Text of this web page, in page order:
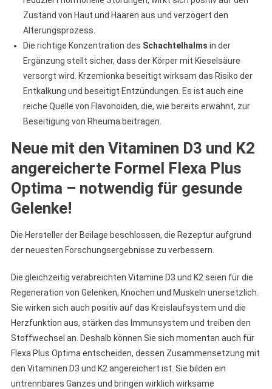
Zustand von Haut und Haaren aus und verzögert den
Alterungsprozess.
Die richtige Konzentration des Schachtelhalms in der
Ergänzung stellt sicher, dass der Körper mit Kieselsäure
versorgt wird. Krzemionka beseitigt wirksam das Risiko der
Entkalkung und beseitigt Entzündungen. Es ist auch eine
reiche Quelle von Flavonoiden, die, wie bereits erwähnt, zur
Beseitigung von Rheuma beitragen.
Neue mit den Vitaminen D3 und K2
angereicherte Formel Flexa Plus
Optima – notwendig für gesunde
Gelenke!
Die Hersteller der Beilage beschlossen, die Rezeptur aufgrund
der neuesten Forschungsergebnisse zu verbessern.
Die gleichzeitig verabreichten Vitamine D3 und K2 seien für die
Regeneration von Gelenken, Knochen und Muskeln unersetzlich.
Sie wirken sich auch positiv auf das Kreislaufsystem und die
Herzfunktion aus, stärken das Immunsystem und treiben den
Stoffwechsel an. Deshalb können Sie sich momentan auch für
Flexa Plus Optima entscheiden, dessen Zusammensetzung mit
den Vitaminen D3 und K2 angereichert ist. Sie bilden ein
untrennbares Ganzes und bringen wirklich wirksame